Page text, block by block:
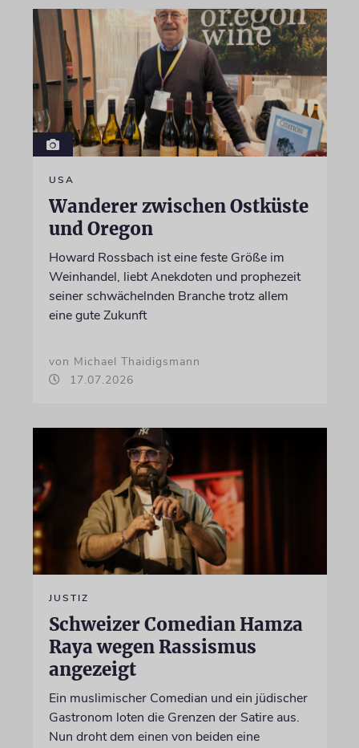
USA
Wanderer zwischen Ostküste
und Oregon
Howard Rossbach ist eine feste Größe im
Weinhandel, liebt Anekdoten und prophezeit
seiner schwächelnden Branche trotz allem
eine gute Zukunft
von Michael Thaidigsmann
17.07.2026
JUSTIZ
Schweizer Comedian Hamza
Raya wegen Rassismus
angezeigt
Ein muslimischer Comedian und ein jüdischer
Gastronom loten die Grenzen der Satire aus.
Nun droht dem einen von beiden eine